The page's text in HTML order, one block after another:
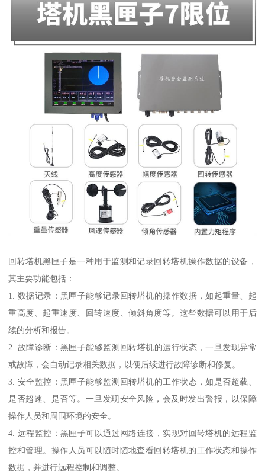
回转塔机黑匣子是一种用于监测和记录回转塔机操作数据的设备，
其主要功能包括：
1. 数据记录：黑匣子能够记录回转塔机的操作数据，如起重量、起
重高度、起重速度、回转速度、倾斜角度等。这些数据可以用于后
续的分析和报告。
2. 故障诊断：黑匣子能够监测回转塔机的运行状态，一旦发现异常
或故障，会自动记录相关数据，以便后续进行故障诊断和修复。
3. 安全监控：黑匣子能够监测回转塔机的工作状态，如是否超载、
是否超速、是否等。一旦发现安全风险，会及时发出警报，以保障
操作人员和周围环境的安全。
4. 远程监控：黑匣子可以通过网络连接，实现对回转塔机的远程监
控和管理。操作人员可以随时随地查看回转塔机的工作状态和操作
数据，并进行远程控制和调整。